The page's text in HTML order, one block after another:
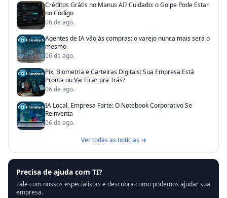
Créditos Grátis no Manus AI? Cuidado: o Golpe Pode Estar
no Código
06 de ago.
Agentes de IA vão às compras: o varejo nunca mais será o
mesmo
06 de ago.
Pix, Biometria e Carteiras Digitais: Sua Empresa Está
Pronta ou Vai Ficar pra Trás?
06 de ago.
IA Local, Empresa Forte: O Notebook Corporativo Se
Reinventa
06 de ago.
Ver todas as notícias →
Precisa de ajuda com TI?
Fale com nossos especialistas e descubra como podemos ajudar sua
empresa.